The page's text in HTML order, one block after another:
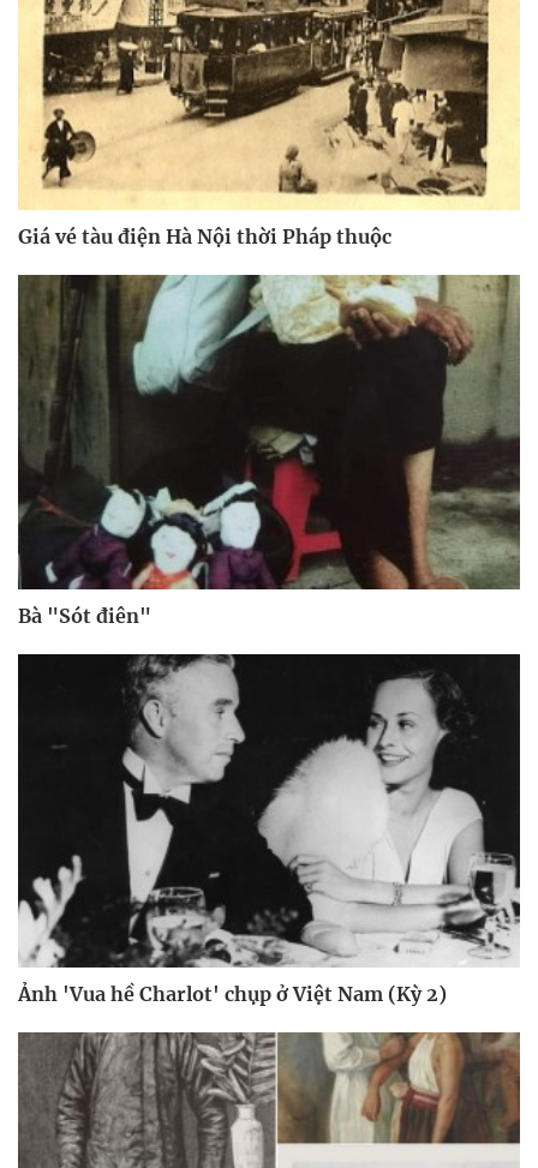
Giá vé tàu điện Hà Nội thời Pháp thuộc
Bà "Sót điên"
Ảnh 'Vua hề Charlot' chụp ở Việt Nam (Kỳ 2)